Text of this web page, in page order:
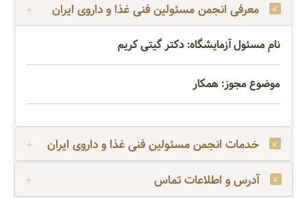
معرفی انجمن مسئولین فنی غذا و داروی ایران
نام مسئول آزمایشگاه: دکتر گیتی کریم
موضوع مجوز: همکار
خدمات انجمن مسئولین فنی غذا و داروی ایران
آدرس و اطلاعات تماس